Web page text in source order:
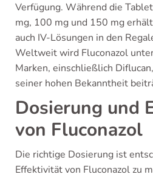
Verfügung. Während die
mg, 100 mg und 150 mg
auch IV-Lösungen in den
Weltweit wird Fluconazol
Marken, einschließlich
seiner hohen Bekanntheit
Dosierung und
von Fluconazol
Die richtige Dosierung ist
Effektivität von Fluconazol zu